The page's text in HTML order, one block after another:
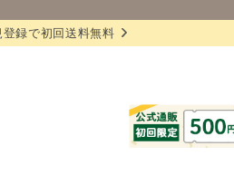
登録で初回送料無料